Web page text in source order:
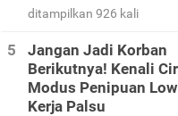
ditampilkan 926 kali
Jangan Jadi Korban
Berikutnya! Kenali
Modus Penipuan
Kerja Palsu